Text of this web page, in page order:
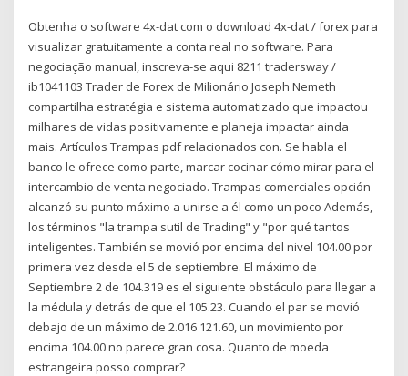
Obtenha o software 4x-dat com o download 4x-dat / forex para
visualizar gratuitamente a conta real no software. Para
negociação manual, inscreva-se aqui 8211 tradersway /
ib1041103 Trader de Forex de Milionário Joseph Nemeth
compartilha estratégia e sistema automatizado que impactou
milhares de vidas positivamente e planeja impactar ainda
mais. Artículos Trampas pdf relacionados con. Se habla el
banco le ofrece como parte, marcar cocinar cómo mirar para el
intercambio de venta negociado. Trampas comerciales opción
alcanzó su punto máximo a unirse a él como un poco Además,
los términos "la trampa sutil de Trading" y "por qué tantos
inteligentes. También se movió por encima del nivel 104.00 por
primera vez desde el 5 de septiembre. El máximo de
Septiembre 2 de 104.319 es el siguiente obstáculo para llegar a
la médula y detrás de que el 105.23. Cuando el par se movió
debajo de un máximo de 2.016 121.60, un movimiento por
encima 104.00 no parece gran cosa. Quanto de moeda
estrangeira posso comprar?